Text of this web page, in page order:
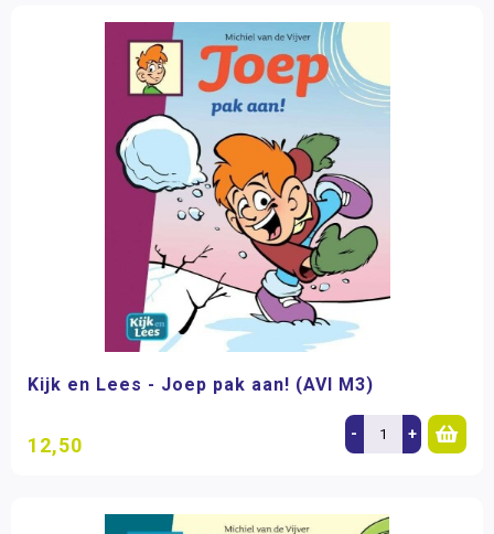
Kijk en Lees - Joep pak aan! (AVI M3)
12,50 - +